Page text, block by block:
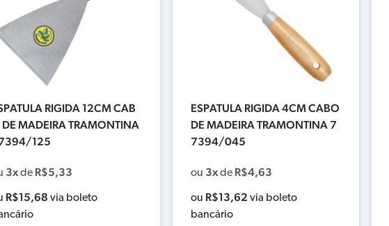
RIGIDA 12CM CAB
MADEIRA TRAMONTINA
125
3xde R$5,33
R$15,68 via boleto
ESPATULA RIGIDA 4CM CABO
DE MADEIRA TRAMONTINA 7
7394/045
ou 3xde R$4,63
ou R$13,62 via boleto
bancário